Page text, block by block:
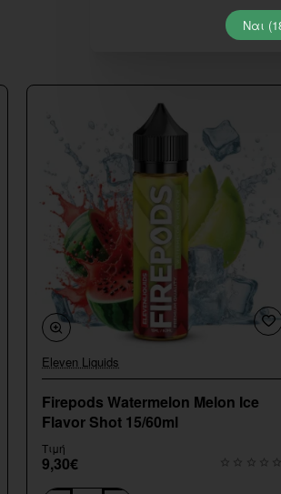
Ναι
Eleven Liquids
Firepods Watermelon Melon Ice
Flavor Shot 15/60ml
Τιμή
9,30€